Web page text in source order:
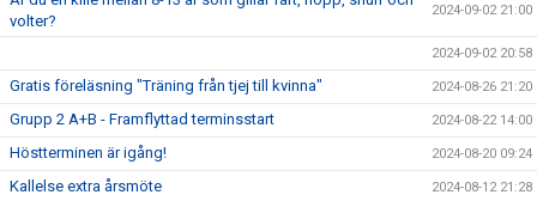
volter?
2024-09-02 21:00
2024-09-02 20:58
Gratis föreläsning "Träning från tjej till kvinna" 2024-08-26 21:20
Grupp 2 A+B - Framflyttad terminsstart 2024-08-22 14:00
Höstterminen är igång! 2024-08-20 09:24
Kallelse extra årsmöte 2024-08-12 21:28